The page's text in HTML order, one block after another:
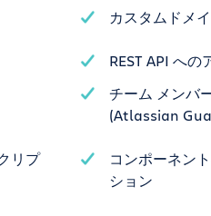
リプ
カスタムドメ
REST API への
チーム メンバ
(Atlassian
コンポーネン
ション